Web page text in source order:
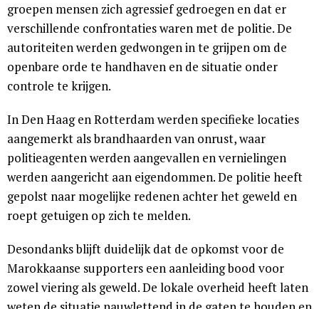
groepen mensen zich agressief gedroegen en dat er
verschillende confrontaties waren met de politie. De
autoriteiten werden gedwongen in te grijpen om de
openbare orde te handhaven en de situatie onder
controle te krijgen.
In Den Haag en Rotterdam werden specifieke locaties
aangemerkt als brandhaarden van onrust, waar
politieagenten werden aangevallen en vernielingen
werden aangericht aan eigendommen. De politie heeft
gepolst naar mogelijke redenen achter het geweld en
roept getuigen op zich te melden.
Desondanks blijft duidelijk dat de opkomst voor de
Marokkaanse supporters een aanleiding bood voor
zowel viering als geweld. De lokale overheid heeft laten